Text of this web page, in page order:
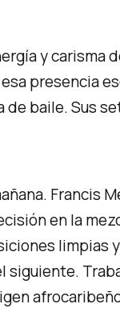
y carisma
presencia
baile. Sus
Francis
en la
limpias